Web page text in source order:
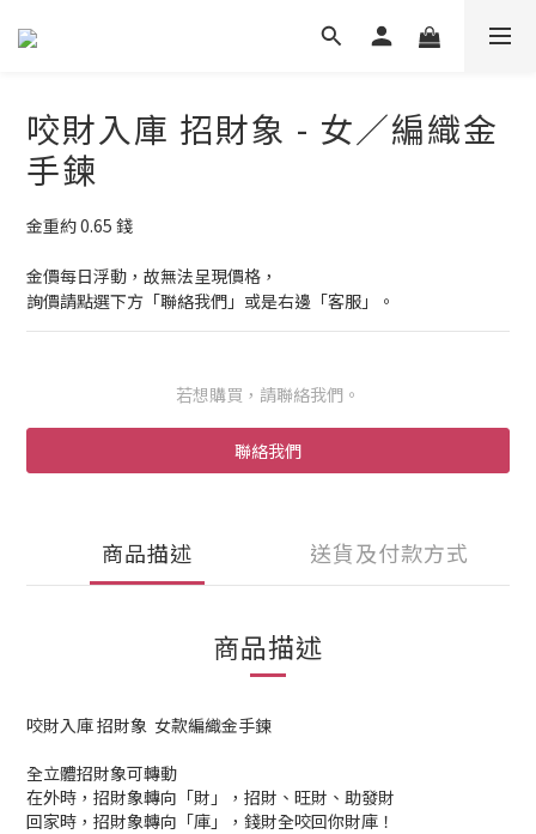
咬財入庫 招財象 - 女／編織金
手鍊
金重約 0.65 錢
金價每日浮動，故無法呈現價格，
詢價請點選下方「聯絡我們」或是右邊「客服」。
若想購買，請聯絡我們。
聯絡我們
商品描述 送貨及付款方式
商品描述
咬財入庫 招財象 女款編織金手鍊
全立體招財象可轉動
在外時，招財象轉向「財」，招財、旺財、助發財
回家時，招財象轉向「庫」，錢財全咬回你財庫！